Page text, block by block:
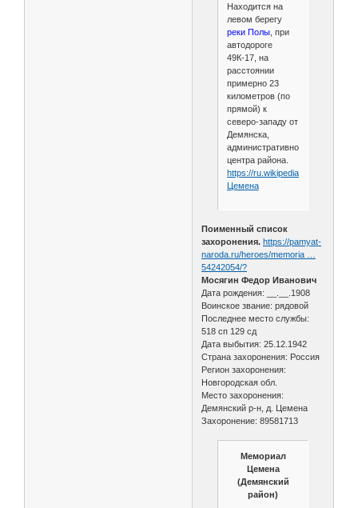
Находится на
левом берегу
реки Полы, при
автодороге
49К-17, на
расстоянии
примерно 23
километров (по
прямой) к
северо-западу от
Демянска,
административного
центра района.
https://ru.wikipedia.org/wiki/
Цемена
Поименный список
захоронения. https://pamyat-
naroda.ru/heroes/memoria …
54242054/?
Мосягин Федор Иванович
Дата рождения: __.__.1908
Воинское звание: рядовой
Последнее место службы:
518 сп 129 сд
Дата выбытия: 25.12.1942
Страна захоронения: Россия
Регион захоронения:
Новгородская обл.
Место захоронения:
Демянский р-н, д. Цемена
Захоронение: 89581713
Мемориал
Цемена
(Демянский
район)